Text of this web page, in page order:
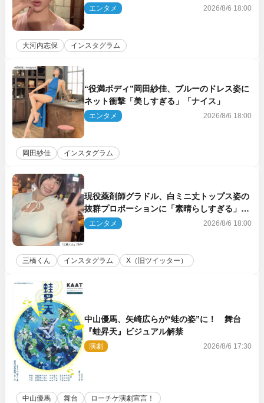
「うっとり」
エンタメ 2026/8/6 18:00
大河内志保 インスタグラム
“役満ボディ”岡田紗佳、ブルーのドレス姿に
ネット衝撃「美しすぎる」「ナイス」
エンタメ 2026/8/6 18:00
岡田紗佳 インスタグラム
現役薬剤師グラドル、白ミニ丈トップス姿の
抜群プロポーションに「素晴らしすぎる」
「すっっっご！」とネット絶賛
エンタメ 2026/8/6 18:00
三橋くん インスタグラム X（旧ツイッター）
中山優馬、矢崎広らが“蛙の姿”に！ 舞台
『蛙昇天』ビジュアル解禁
演劇 2026/8/6 17:30
中山優馬 舞台 ローチケ演劇宣言！